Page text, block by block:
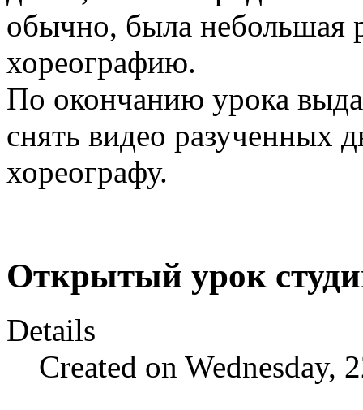
обычно, была небольшая
хореографию.
По окончанию урока
снять видео разученных
хореографу.
Открытый урок
Details
Created on Wednesday,